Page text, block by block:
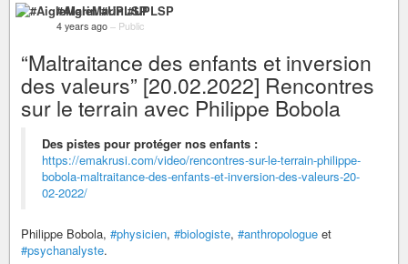
#AigleMarin #UPLSP
4 years ago – Public
“Maltraitance des enfants et inversion
des valeurs” [20.02.2022] Rencontres
sur le terrain avec Philippe Bobola
Des pistes pour protéger nos enfants :
https://emakrusi.com/video/rencontres-sur-le-terrain-philippe-
bobola-maltraitance-des-enfants-et-inversion-des-valeurs-20-
02-2022/
Philippe Bobola, #physicien, #biologiste, #anthropologue et
#psychanalyste.